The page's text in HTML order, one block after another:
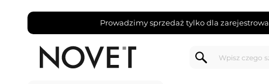
Prowadzimy sprzedaż tylko dla